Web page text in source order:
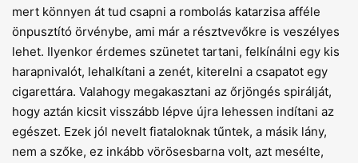
mert könnyen át tud csapni a rombolás katarzisa afféle
önpusztító örvénybe, ami már a résztvevőkre is veszélyes
lehet. Ilyenkor érdemes szünetet tartani, felkínálni egy kis
harapnivalót, lehalkítani a zenét, kiterelni a csapatot egy
cigarettára. Valahogy megakasztani az őrjöngés spirálját,
hogy aztán kicsit visszább lépve újra lehessen indítani az
egészet. Ezek jól nevelt fiataloknak tűntek, a másik lány,
nem a szőke, ez inkább vörösesbarna volt, azt mesélte,